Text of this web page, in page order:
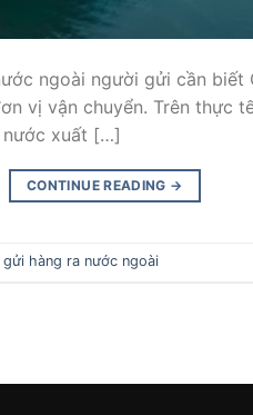
ngoài người gửi cần biết
vị vận chuyển. Trên thực
nước xuất […]
CONTINUE READING →
gửi hàng ra nước ngoài